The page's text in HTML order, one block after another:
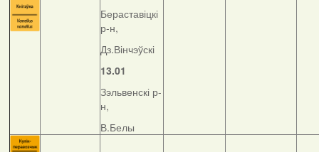
Бераставіцкі
р-н,
Дз.Вінчэўскі
13.01
Зэльвенскі р-
н,
В.Белы